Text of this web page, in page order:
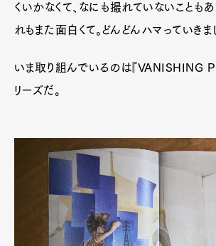
くいかなくて、なにも撮れていないことも
れもまた面白くて。どんどんハマっていきま
いま取り組んでいるのは『VANISHING
リーズだ。